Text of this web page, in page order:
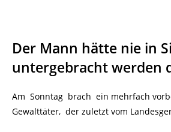
Der Mann hätte nie in
untergebracht werden
Am Sonntag brach ein mehrfach
Gewalttäter, der zuletzt vom